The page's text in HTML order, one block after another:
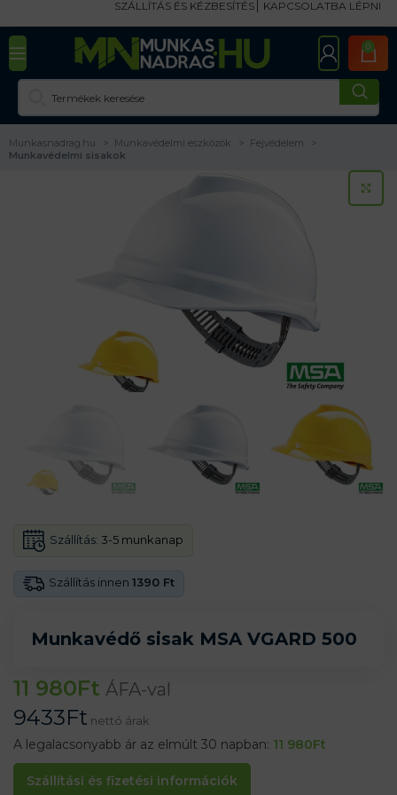
SZÁLLÍTÁS ÉS KÉZBESÍTÉS KAPCSOLATBA LÉPNI
0
Munkasnadrag.hu Munkavédelmi eszközök
Fejvédelem
Munkavédelmi sisakok
Munkavédő sisak MSA VGARD 500
Szállítás innen 1390 Ft
Szállítás: 3-5 munkanap
11 980Ft ÁFA-val
9433Ft nettó árak
A legalacsonyabb ár az elmúlt 30 napban: 11 980Ft
Szállítási és fizetési információk